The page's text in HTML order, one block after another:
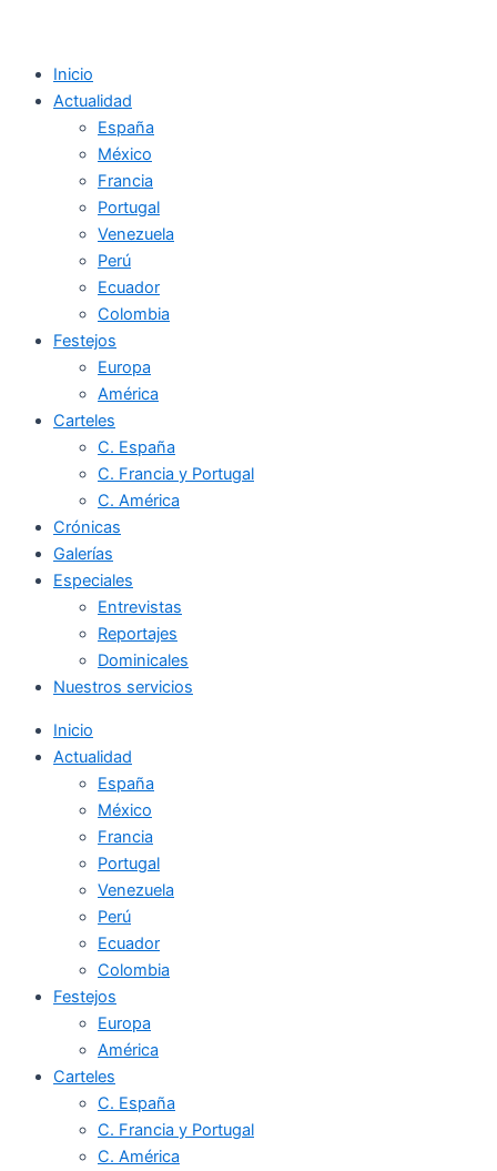
Inicio
Actualidad
España
México
Francia
Portugal
Venezuela
Perú
Ecuador
Colombia
Festejos
Europa
América
Carteles
C. España
C. Francia y Portugal
C. América
Crónicas
Galerías
Especiales
Entrevistas
Reportajes
Dominicales
Nuestros servicios
Inicio
Actualidad
España
México
Francia
Portugal
Venezuela
Perú
Ecuador
Colombia
Festejos
Europa
América
Carteles
C. España
C. Francia y Portugal
C. América